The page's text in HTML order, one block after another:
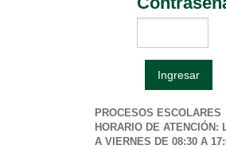
PROCESOS ESCOLARES
HORARIO DE ATENCIÓN:
A VIERNES DE 08:30 A